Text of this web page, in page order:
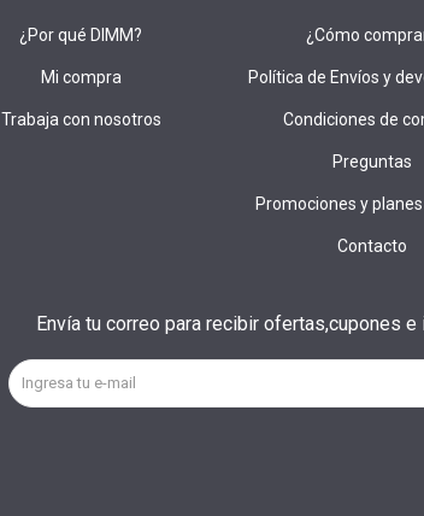
¿Por qué DIMM?
Mi compra
Trabaja con nosotros
¿Cómo
Política de Envíos y
Condiciones de
Preguntas
Promociones y
Contacto
Envía tu correo para recibir ofertas,cupones